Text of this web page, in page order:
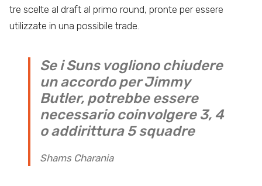
tre scelte al draft al primo round, pronte per essere
utilizzate in una possibile trade.
Se i Suns vogliono chiudere
un accordo per Jimmy
Butler, potrebbe essere
necessario coinvolgere 3, 4
o addirittura 5 squadre
Shams Charania